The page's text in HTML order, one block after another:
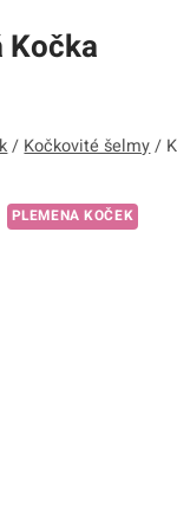
Kočka
/ Kočkovité šelmy /
PLEMENA KOČEK